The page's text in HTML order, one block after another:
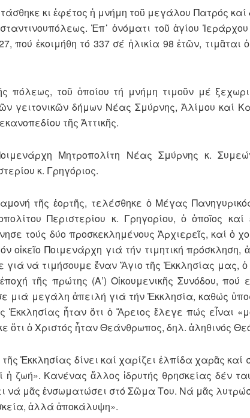
κι ἐφέτος ἡ μνήμη τοῦ μεγάλου Πατρός
Ἐπ᾽ ὀνόματι τοῦ ἁγίου
πού ἐκοιμήθη τό 337 σέ ἡλικία 98 ἐτῶν,
πόλεως, τοῦ ὁποίου τή μνήμη τιμοῦν μέ
γειτονικῶν δήμων Νέας Σμύρνης, Ἁλίμου καί
τῆς Ἀττικῆς.
Μητροπολίτη Νέας Σμύρνης κ.
κ. Γρηγόριος.
τῆς ἑορτῆς, τελέσθηκε ὁ Μέγας
Περιστερίου κ. Γρηγορίου, ὁ ὁποῖος
τούς δύο προσκεκλημένους Ἀρχιερεῖς, καί ὁ
οἰκεῖο Ποιμενάρχη γιά τήν τιμητική
νά τιμήσουμε ἕναν Ἅγιο τῆς Ἐκκλησίας μας, ὁ
τῆς πρώτης (Α’) Οἰκουμενικῆς Συνόδου, πού
μιά μεγάλη ἀπειλή γιά τήν Ἐκκλησία, καθώς
ἦταν ὅτι ὁ Ἄρειος ἔλεγε πώς εἶναι
ὅτι ὁ Χριστός ἦταν Θεάνθρωπος, δηλ. ἀληθινός
Ἐκκλησίας δίνει καί χαρίζει ἐλπίδα χαρᾶς καί
ἡ ζωή». Κανένας ἄλλος ἱδρυτής θρησκείας δέν
νά μᾶς ἐνσωματώσει στό Σῶμα Του. Νά μᾶς
ἀλλά ἀποκάλυψη».